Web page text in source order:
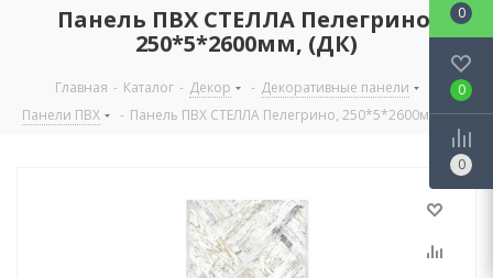
Панель ПВХ СТЕЛЛА Пелегрино,
250*5*2600мм, (ДК)
Главная - Каталог - Декор - Декоративные панели
Панели ПВХ
- Панель ПВХ СТЕЛЛА Пелегрино, 250*5*2600мм, (ДК)
0
0
0